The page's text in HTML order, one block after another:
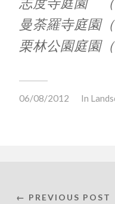
曼荼羅寺庭園
栗林公園庭園
06/08/2012 In
← PREVIOUS POST